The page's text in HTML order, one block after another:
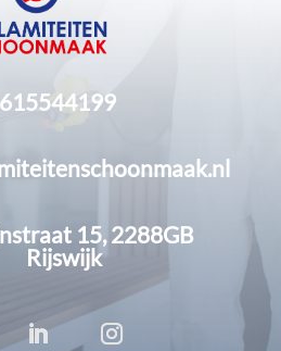
15, 2288GB
Rijswijk